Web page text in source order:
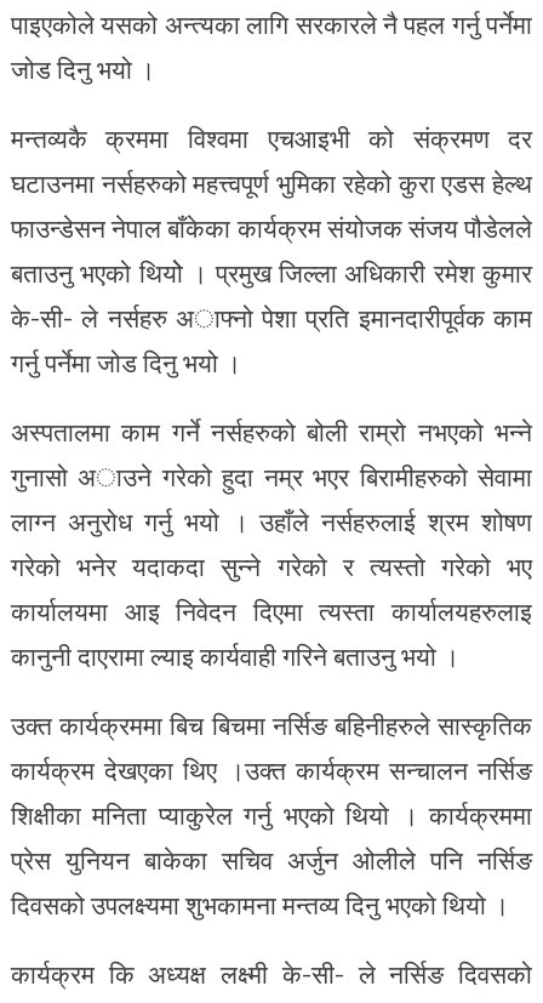
पाइएकोले यसको अन्त्यका लागि सरकारले नै पहल गर्नु पर्नेमा
जोड दिनु भयो ।
मन्तव्यकै क्रममा विश्वमा एचआइभी को संक्रमण दर
घटाउनमा नर्सहरुको महत्त्वपूर्ण भुमिका रहेको कुरा एडस हेल्थ
फाउन्डेसन नेपाल बाँकेका कार्यक्रम संयोजक संजय पौडेलले
बताउनु भएको थियोे । प्रमुख जिल्ला अधिकारी रमेश कुमार
के-सी- ले नर्सहरु अाफ्नो पेशा प्रति इमानदारीपूर्वक काम
गर्नु पर्नेमा जो‍ड दिनु भयो ।
अस्पतालमा काम गर्ने नर्सहरुको बोली राम्रो नभएको भन्ने
गुनासो अाउने गरेको हुदा नम्र भएर बिरामीहरुको सेवामा
लाग्न अनुरोध गर्नु भयो । उहाँले नर्सहरुलाई श्रम शोषण
गरेको भनेर यदाकदा सुन्ने गरेको र त्यस्तो गरेको भए
कार्यालयमा आइ निवेदन दिएमा त्यस्ता कार्यालयहरुलाइ
कानुनी दाएरामा ल्याइ कार्यवाही गरिने बताउनु भयो ।
उक्त कार्यक्रममा बिच बिचमा नर्सिङ बहिनीहरुले सास्कृतिक
कार्यक्रम देखएका थिए ।उक्त कार्यक्रम सन्चालन नर्सिङ
शिक्षीका मनिता प्याकुरेल गर्नु भएको थियो । कार्यक्रममा
प्रेस युनियन बाकेका सचिव अर्जुन ओलीले पनि नर्सिङ
दिवसको उपलक्ष्यमा शुभकामना मन्तव्य दिनु भएको थियो ।
कार्यक्रम कि अध्यक्ष लक्ष्मी के-सी- ले नर्सिङ दिवसको